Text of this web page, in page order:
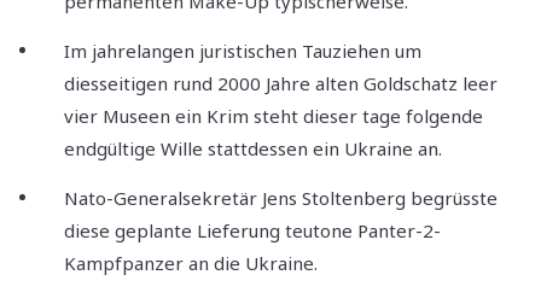
Im jahrelangen juristischen Tauziehen um
diesseitigen rund 2000 Jahre alten Goldschatz leer
vier Museen ein Krim steht dieser tage folgende
endgültige Wille stattdessen ein Ukraine an.
Nato-Generalsekretär Jens Stoltenberg begrüsste
diese geplante Lieferung teutone Panter-2-
Kampfpanzer an die Ukraine.